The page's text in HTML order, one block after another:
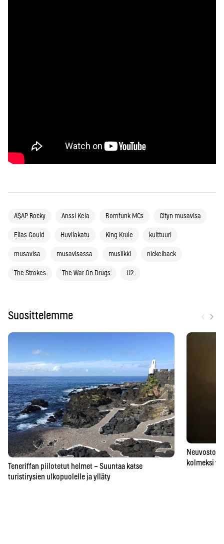
A$AP Rocky Anssi Kela Bomfunk MCs Cityn musavisa
Elias Gould Huvilakatu King Krule kulttuuri
musavisa musavisassa musiikki nickelback
The Strokes The War On Drugs U2
Suosittelemme ›
Teneriffan piilotetut helmet – Suuntaa katse
turistirysien ulkopuolelle ja ylläty
kolmeksi